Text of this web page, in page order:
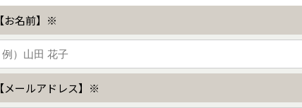
【お名前】※
【メールアドレス】※